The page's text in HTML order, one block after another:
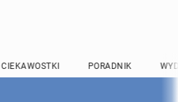
CIEKAWOSTKI PORADNIK